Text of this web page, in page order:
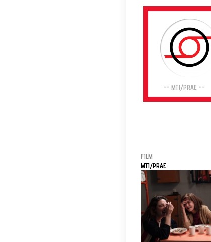
-- MTI/PRAE --
FILM
MTI/PRAE